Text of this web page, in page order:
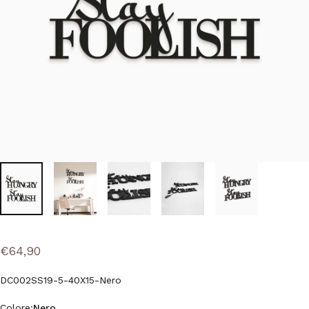
€64,90
DC002SS19-5-40X15-Nero